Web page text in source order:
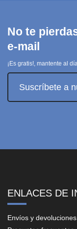
No te
e-mail
¡Es gratis!, mantente al
Suscríbete a
ENLACES DE
Envíos y devoluciones